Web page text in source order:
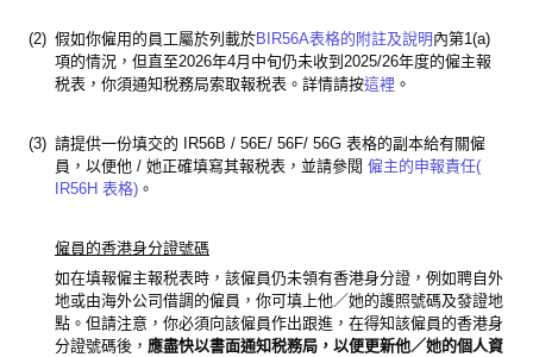
(2) 假如你僱用的員工屬於列載於BIR56A表格的附註及說明 內第1(a)
項的情況，但直至2026年4月中旬仍未收到2025/26年度的僱主報
税表，你須通知税務局索取報税表。詳情請按這裡 。
(3) 請提供一份填交的 IR56B / 56E/ 56F/ 56G 表格的副本給有關僱
員，以便他 / 她正確填寫其報税表，並請參閱 僱主的申報責任(
IR56H 表格) 。
僱員的香港身分證號碼
如在填報僱主報税表時，該僱員仍未領有香港身分證，例如聘自外
地或由海外公司借調的僱員，你可填上他／她的護照號碼及發證地
點。但請注意，你必須向該僱員作出跟進，在得知該僱員的香港身
分證號碼後， 應盡快以書面通知税務局，以便更新他／她的個人資